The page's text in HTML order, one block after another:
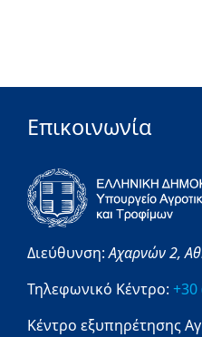
Επικοινωνία
Διεύθυνση:Αχαρνών 2,
Τηλεφωνικό Κέντρο: +30
Κέντρο εξυπηρέτησης